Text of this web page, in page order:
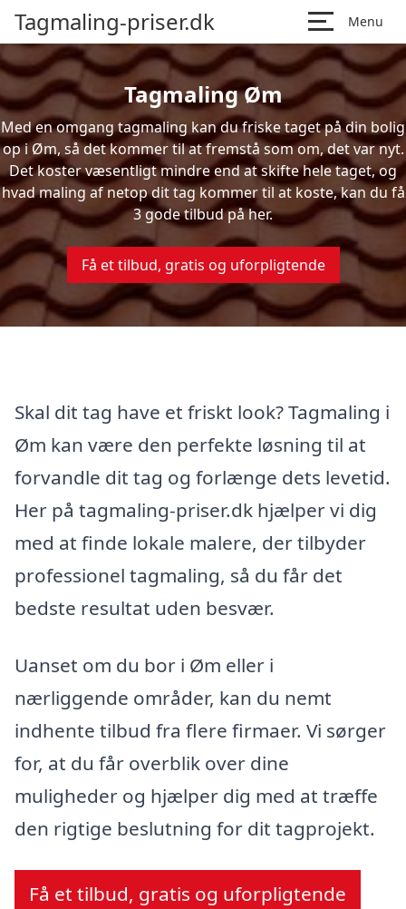
Tagmaling-priser.dk Menu
Tagmaling Øm
Med en omgang tagmaling kan du friske taget på din bolig
op i Øm, så det kommer til at fremstå som om, det var nyt.
Det koster væsentligt mindre end at skifte hele taget, og
hvad maling af netop dit tag kommer til at koste, kan du få
3 gode tilbud på her.
Få et tilbud, gratis og uforpligtende
Skal dit tag have et friskt look? Tagmaling i
Øm kan være den perfekte løsning til at
forvandle dit tag og forlænge dets levetid.
Her på tagmaling-priser.dk hjælper vi dig
med at finde lokale malere, der tilbyder
professionel tagmaling, så du får det
bedste resultat uden besvær.
Uanset om du bor i Øm eller i
nærliggende områder, kan du nemt
indhente tilbud fra flere firmaer. Vi sørger
for, at du får overblik over dine
muligheder og hjælper dig med at træffe
den rigtige beslutning for dit tagprojekt.
Få et tilbud, gratis og uforpligtende